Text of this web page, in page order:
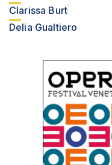
Clarissa Burt
Delia Gualtiero